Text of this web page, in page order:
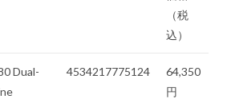
（税
込）
Dual-
4534217775124
64,350
円